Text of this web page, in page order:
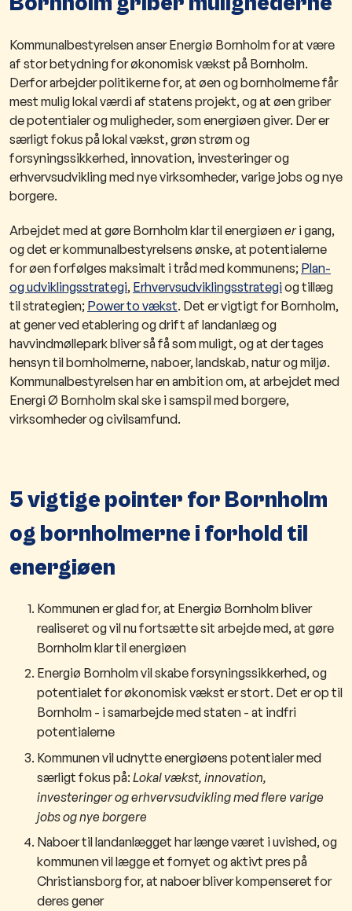
Kommunalbestyrelsen anser Energiø Bornholm for at være
af stor betydning for økonomisk vækst på Bornholm.
Derfor arbejder politikerne for, at øen og bornholmerne får
mest mulig lokal værdi af statens projekt, og at øen griber
de potentialer og muligheder, som energiøen giver. Der er
særligt fokus på lokal vækst, grøn strøm og
forsyningssikkerhed, innovation, investeringer og
erhvervsudvikling med nye virksomheder, varige jobs og nye
borgere.
Arbejdet med at gøre Bornholm klar til energiøeneri gang,
og det er kommunalbestyrelsens ønske, at potentialerne
for øen forfølges maksimalt i tråd med kommunens; Plan-
og udviklingsstrategi, Erhvervsudviklingsstrategiog tillæg
til strategien; Power to vækst. Det er vigtigt for Bornholm,
at gener ved etablering og drift af landanlæg og
havvindmøllepark bliver så få som muligt, og at der tages
hensyn til bornholmerne, naboer, landskab, natur og miljø.
Kommunalbestyrelsen har en ambition om, at arbejdet med
Energi Ø Bornholm skal ske i samspil med borgere,
virksomheder og civilsamfund.
5 vigtige pointer for Bornholm
og bornholmerne i forhold til
energiøen
Kommunen er glad for, at Energiø Bornholm bliver
realiseret og vil nu fortsætte sit arbejde med, at gøre
Bornholm klar til energiøen
Energiø Bornholm vil skabe forsyningssikkerhed, og
potentialet for økonomisk vækst er stort. Det er op til
Bornholm - i samarbejde med staten - at indfri
potentialerne
Kommunen vil udnytte energiøens potentialer med
særligt fokus på: Lokal vækst, innovation,
investeringer og erhvervsudvikling med flere varige
jobs og nye borgere
Naboer til landanlægget har længe været i uvished, og
kommunen vil lægge et fornyet og aktivt pres på
Christiansborg for, at naboer bliver kompenseret for
deres gener